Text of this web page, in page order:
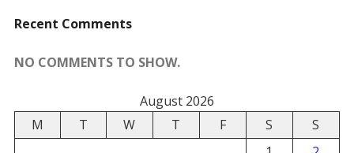
Recent Comments
NO COMMENTS TO SHOW.
August 2026
M
T W T F S
S